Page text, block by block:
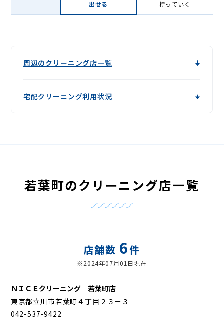
出せる
持っていく
周辺のクリーニング店一覧
宅配クリーニング利用状況
若葉町のクリーニング店一覧
店舗数 6件
※2024年07月01日現在
ＮＩＣＥクリーニング 若葉町店
東京都立川市若葉町４丁目２３－３
042-537-9422